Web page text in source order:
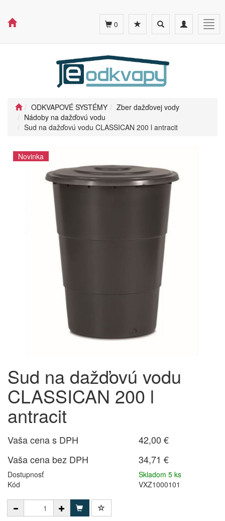
Toggle
navigation
Toggle
search
0
ODKVAPOVÉ SYSTÉMY
Zber dažďovej vody
Nádoby na dažďovú vodu
Sud na dažďovú vodu CLASSICAN 200 l antracit
Novinka
Sud na dažďovú vodu
CLASSICAN 200 l
antracit
Vaša cena s DPH
42,00 €
Vaša cena bez DPH
34,71 €
Dostupnosť
Skladom 5 ks
Kód
VXZ1000101